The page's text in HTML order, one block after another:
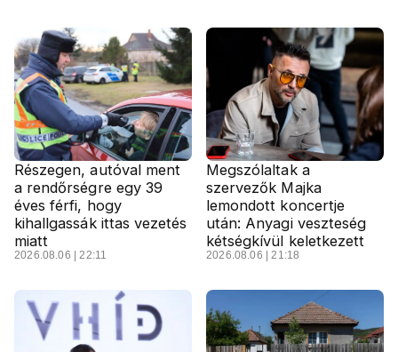
Részegen, autóval ment
a rendőrségre egy 39
éves férfi, hogy
kihallgassák ittas vezetés
miatt
2026.08.06 | 22:11
Megszólaltak a
szervezők Majka
lemondott koncertje
után: Anyagi veszteség
kétségkívül keletkezett
2026.08.06 | 21:18